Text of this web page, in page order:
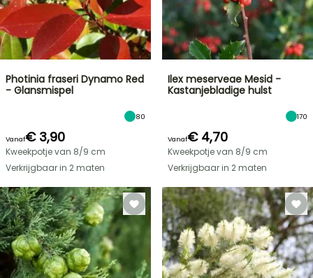
Photinia fraseri Dynamo Red
- Glansmispel
80
Vanaf€ 3,90
Kweekpotje van 8/9 cm
Verkrijgbaar in 2 maten
Ilex meserveae Mesid -
Kastanjebladige hulst
170
Vanaf€ 4,70
Kweekpotje van 8/9 cm
Verkrijgbaar in 2 maten